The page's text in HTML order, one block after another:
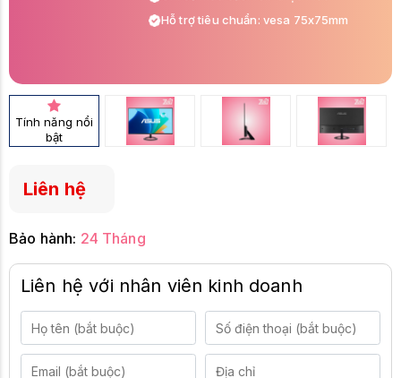
Hỗ trợ tiêu chuẩn: vesa 75x75mm
Phụ kiện trong hộp: Cáp nguồn, Cáp
HDMI
Tính năng nổi
bật
Liên hệ
Bảo hành: 24 Tháng
Liên hệ với nhân viên kinh doanh